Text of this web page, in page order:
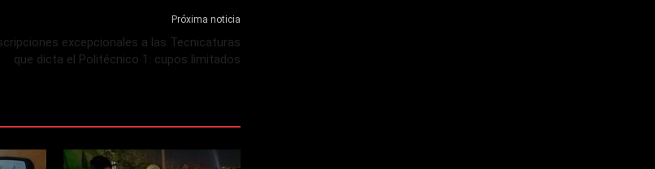
Próxima noticia
excepcionales a las Tecnicaturas
que dicta el Politécnico 1: cupos limitados